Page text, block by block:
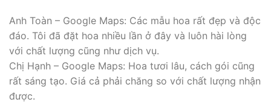
Anh Toàn – Google Maps: Các mẫu hoa rất đẹp và độc
đáo. Tôi đã đặt hoa nhiều lần ở đây và luôn hài lòng
với chất lượng cũng như dịch vụ.
Chị Hạnh – Google Maps: Hoa tươi lâu, cách gói cũng
rất sáng tạo. Giá cả phải chăng so với chất lượng nhận
được.